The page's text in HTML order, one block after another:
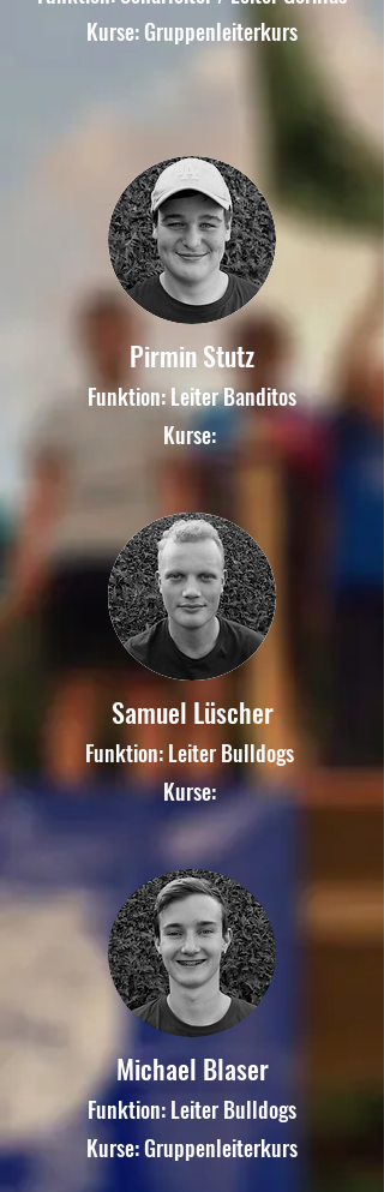
Kurse: Gruppenleiterkurs
Pirmin Stutz
Funktion: Leiter Banditos
Kurse:
Samuel Lüscher
Funktion: Leiter Bulldogs
Kurse:
Michael Blaser
Funktion: Leiter Bulldogs
Kurse: Gruppenleiterkurs